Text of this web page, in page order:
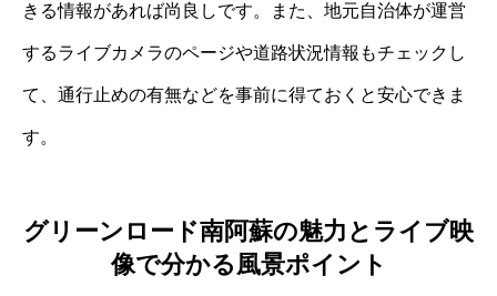
きる情報があれば尚良しです。また、地元自治体が運営
するライブカメラのページや道路状況情報もチェックし
て、通行止めの有無などを事前に得ておくと安心できま
す。
グリーンロード南阿蘇の魅力とライブ映
像で分かる風景ポイント